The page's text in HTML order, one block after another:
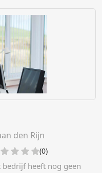
den Rijn
(0)
bedrijf heeft nog geen